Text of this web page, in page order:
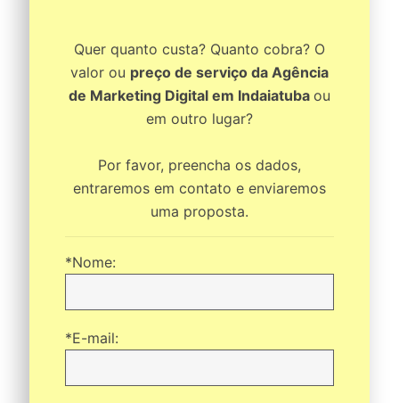
Quer quanto custa? Quanto cobra? O
valor ou preço de serviço da Agência
de Marketing Digital em Indaiatuba ou
em outro lugar?
Por favor, preencha os dados,
entraremos em contato e enviaremos
uma proposta.
*Nome:
*E-mail: